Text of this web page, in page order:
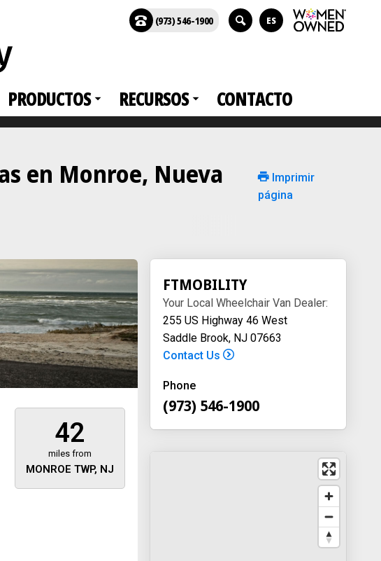
PRODUCTOS RECURSOS CONTACTO
(973) 546-1900 ES
en Monroe, Nueva
Imprimir
página
42
miles from
MONROE TWP, NJ
FTMOBILITY
Your Local Wheelchair Van Dealer:
255 US Highway 46 West
Saddle Brook, NJ 07663
Contact Us
Phone
(973) 546-1900
FTMobility
About 473 miles away